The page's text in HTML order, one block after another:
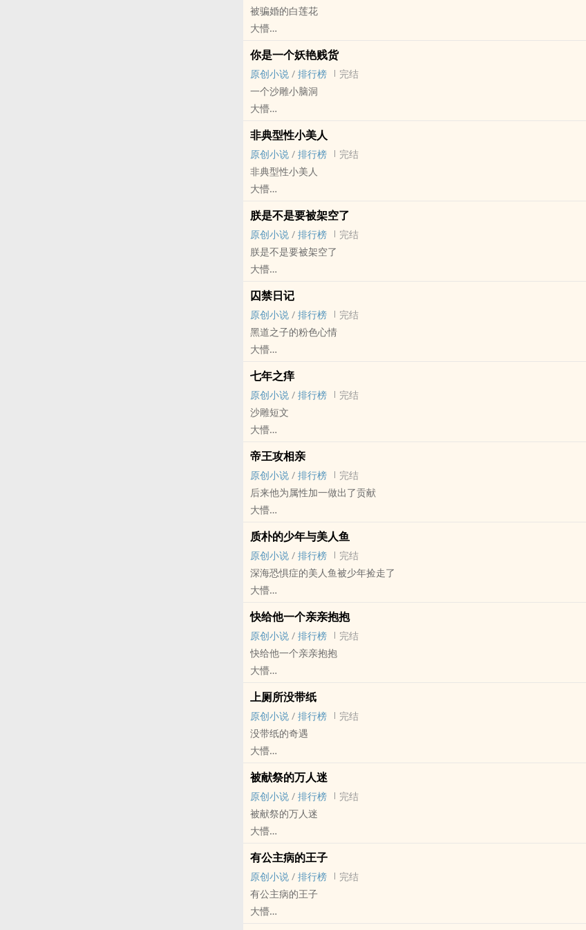
被骗婚的白莲花
大懵
BL - 现代
你是一个妖艳贱货
原创小说 / 排行榜
完结
一个沙雕小脑洞
大懵
原创小说 - 现代 - BL - 短篇
完结
非典型性小美人
原创小说 / 排行榜
完结
非典型性小美人
大懵
现代
朕是不是要被架空了
原创小说 / 排行榜
完结
朕是不是要被架空了
大懵
古代
囚禁日记
原创小说 / 排行榜
完结
黑道之子的粉色心情
大懵
原创小说 - 短篇 - 完结 - BL
现代
七年之痒
原创小说 / 排行榜
完结
沙雕短文
大懵
原创小说 - BL - 短篇 - 完结
现代
帝王攻相亲
原创小说 / 排行榜
完结
后来他为属性加一做出了贡献
大懵
原创小说 - 短篇 - 完结 - BL
古代
质朴的少年与美人鱼
原创小说 / 排行榜
完结
深海恐惧症的美人鱼被少年捡走了
大懵
人鱼 - 现代 - 谐趣 - 喜剧
因缘邂逅
快给他一个亲亲抱抱
原创小说 / 排行榜
完结
快给他一个亲亲抱抱
大懵
现代
上厕所没带纸
原创小说 / 排行榜
完结
没带纸的奇遇
大懵
喜剧 - 轻松 - 多重视角
被献祭的万人迷
原创小说 / 排行榜
完结
被献祭的万人迷
大懵
原创小说 - BL - 短篇 - 完结
古代
有公主病的王子
原创小说 / 排行榜
完结
有公主病的王子
大懵